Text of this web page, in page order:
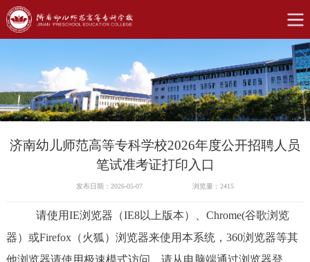
济南幼儿师范高等专科学校2026年度公开招聘人员
笔试准考证打印入口
发布日期：2026-05-07 浏览量： 2415
请使用IE浏览器（IE8以上版本）、Chrome(谷歌浏览
器）或Firefox（火狐）浏览器来使用本系统，360浏览器等其